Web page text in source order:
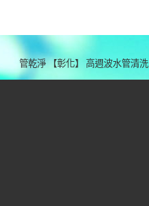
管乾淨 【彰化】 高週波水管清洗